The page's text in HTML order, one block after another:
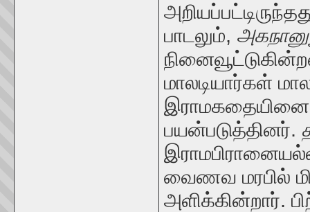
பாடலும்,
மாலடியார்கள்
இராமகதையினை
பயன்படுத்தினர்.
வைணவ மரபில்
அளிக்கின்றார்.